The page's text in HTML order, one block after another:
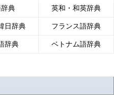
典 英和・和英辞典
日辞典 フランス語辞典
辞典 ベトナム語辞典